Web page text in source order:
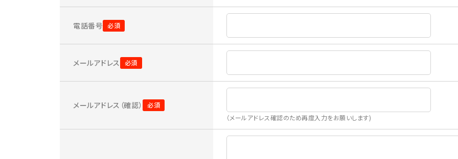
電話番号
メールアドレス
メールアドレス（確認）
（メールアドレス確認のため再度入力をお願いします)